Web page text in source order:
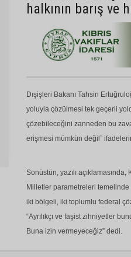
halkının barış
Dışişleri Bakanı Tahsin
yoluyla çözülmesi tek geçerli
çözebileceğini zanneden bu
erişmesi mümkün değil”
Sonüstün, yazılı
Milletler parametreleri
iki bölgeli, iki toplumlu federal
“Ayrılıkçı ve faşist zihniyetler
Buna izin vermeyeceğiz” dedi.